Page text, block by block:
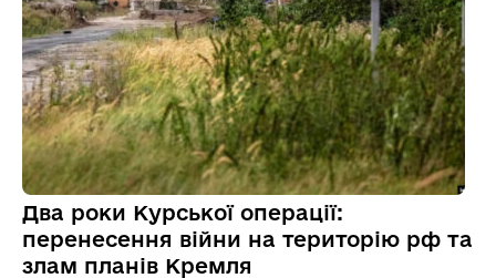
Два роки Курської операції:
перенесення війни на територію рф та
злам планів Кремля